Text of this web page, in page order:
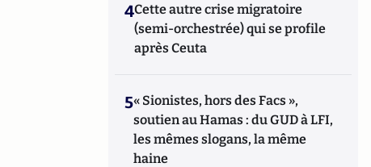
4Cette autre crise migratoire
(semi-orchestrée) qui se profile
après Ceuta
5« Sionistes, hors des Facs »,
soutien au Hamas : du GUD à LFI,
les mêmes slogans, la même
haine